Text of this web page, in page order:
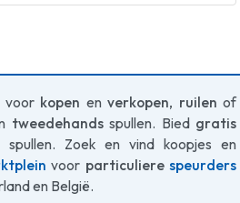
voor kopen enverkopen, ruilen of
tweedehandsspullen. Bied gratis
spullen. Zoek en vind koopjes en
voor particulierespeurders
en België.